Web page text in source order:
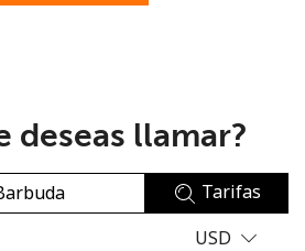
deseas llamar?
Tarifas
USD